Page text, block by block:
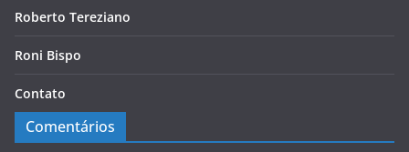
Roberto Tereziano
Roni Bispo
Contato
Comentários